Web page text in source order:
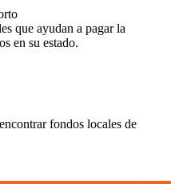
que ayudan a pagar la
en su estado.
fondos locales de